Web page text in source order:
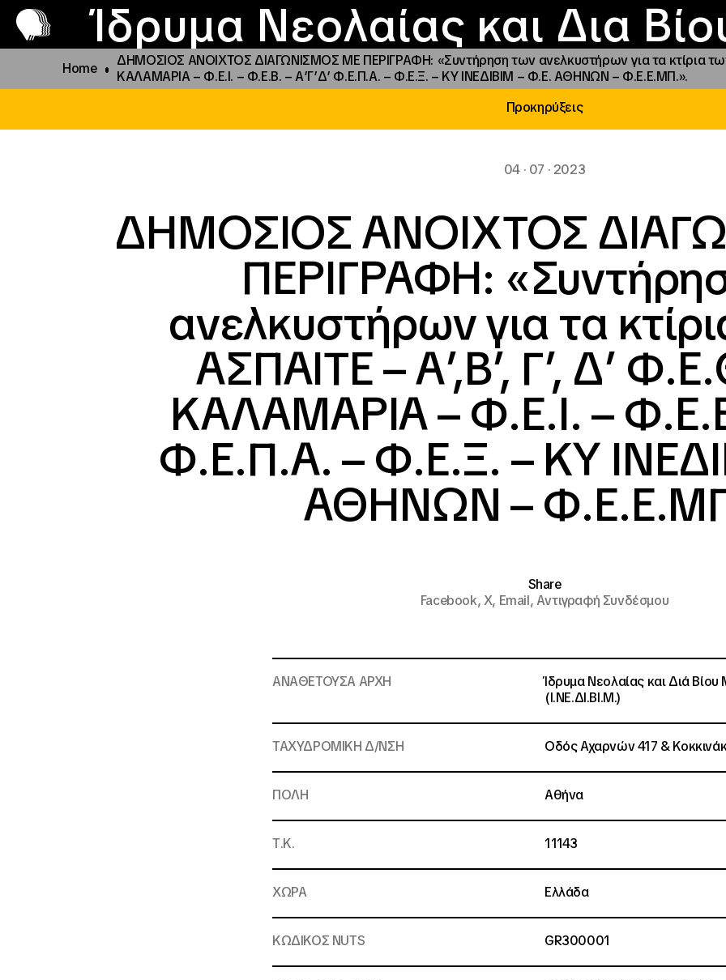
Ίδρυμα Νεολαίας και Δια
Το ΙΝΕΔΙΒΙΜ
Προγράμματα και
Φοιτητικές Εστίες
Παραχώρηση
Νέα
Επικοινωνία
Home
ΔΗΜΟΣΙΟΣ ΑΝΟΙΧΤΟΣ ΔΙΑΓΩΝΙΣΜΟΣ ΜΕ ΠΕΡΙΓΡΑΦΗ: «Συντήρηση των ανελκυστήρων για τα κτίρια των
ΚΑΛΑΜΑΡΙΑ – Φ.Ε.Ι. – Φ.Ε.Β. – Α’Γ’Δ’ Φ.Ε.Π.Α. – Φ.Ε.Ξ. – ΚΥ ΙΝΕΔΙΒΙΜ – Φ.Ε. ΑΘΗΝΩΝ – Φ.Ε.Ε.ΜΠ.».
Προκηρύξεις
04 · 07 · 2023
ΔΗΜΟΣΙΟΣ ΑΝΟΙΧΤΟΣ
ΠΕΡΙΓΡΑΦΗ:
ανελκυστήρων για τα
ΑΣΠΑΙΤΕ – Α’,Β’, Γ’, Δ’
ΚΑΛΑΜΑΡΙΑ – Φ.Ε.Ι. –
Φ.Ε.Π.Α. – Φ.Ε.Ξ. – ΚΥ
ΑΘΗΝΩΝ –
Share
Facebook,X, Email,Αντιγραφή Συνδέσμου
ΑΝΑΘΕΤΟΥΣΑ ΑΡΧΗ
Ίδρυμα Νεολαίας και Διά
(Ι.ΝΕ.ΔΙ.ΒΙ.Μ.)
ΤΑΧΥΔΡΟΜΙΚΗ Δ/ΝΣΗ Οδός Αχαρνών 417 &
ΠΟΛΗ Αθήνα
Τ.Κ. 11143
ΧΩΡΑ Ελλάδα
ΚΩΔΙΚΟΣ ΝUTS GR300001